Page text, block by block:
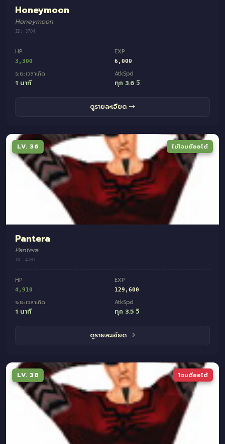
Honeymoon
Honeymoon
ID: 3704
HP
3,300
EXP
6,000
ระยะเวลาเกิด
1 นาที
AtkSpd
ทุก 3.6 วิ
ดูรายละเอียด
LV. 36 ไม่โจมตีออโต้
Pantera
Pantera
ID: 4101
HP
4,910
EXP
129,600
ระยะเวลาเกิด
1 นาที
AtkSpd
ทุก 3.5 วิ
ดูรายละเอียด
LV. 38 โจมตีออโต้